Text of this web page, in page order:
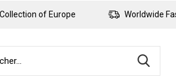
of Europe Worldwide